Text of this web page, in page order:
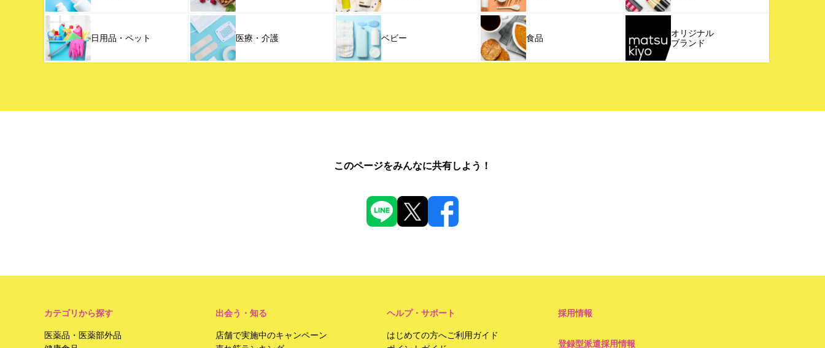
日用品・ペット 医療・介護 ベビー 食品
オリジナル
ブランド
このページをみんなに共有しよう！
カテゴリから探す
医薬品・医薬部外品
出会う・知る
店舗で実施中のキャンペーン
ヘルプ・サポート
はじめての方へご利用ガイド
採用情報
登録型派遣採用情報